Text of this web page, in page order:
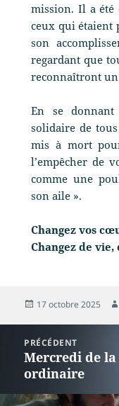
mission. Il a été
ceux qui étaient
son
regardant que
reconnaîtront
En se donnant
solidaire de
mis à mort
l’empêcher de
comme une
son aile ».
Changez vos
Changez de
17 octobre 2025
PRÉCÉDENT
Mercredi de la
ordinaire